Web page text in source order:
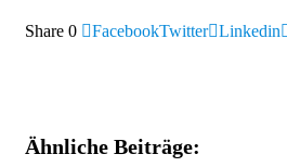
Share 0 FacebookTwitter Linkedin
Ähnliche Beiträge: